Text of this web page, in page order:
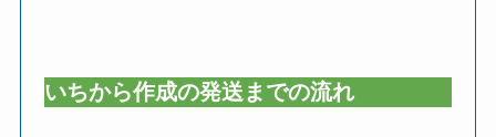
いちから作成の発送までの流れ